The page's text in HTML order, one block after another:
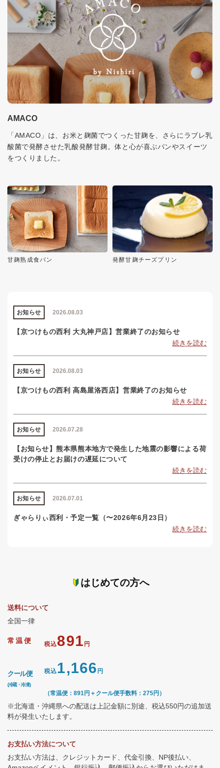
AMACO
「AMACO」は、お米と麹菌でつくった甘麹を、さらにラブレ乳
酸菌で発酵させた乳酸発酵甘麹。体と心が喜ぶパンやスイーツ
をつくりました。
甘麹熟成食パン 発酵甘麹チーズプリン
2026.08.03
お知らせ
【京つけもの西利 大丸神戸店】営業終了のお知らせ
続きを読む
2026.08.03
お知らせ
【京つけもの西利 高島屋洛西店】営業終了のお知らせ
続きを読む
2026.07.28
お知らせ
【お知らせ】熊本県熊本地方で発生した地震の影響による荷
受けの停止とお届けの遅延について
続きを読む
2026.07.01
お知らせ
ぎゃらりぃ西利・予定一覧（〜2026年6月23日）
続きを読む
はじめての方へ
送料について
全国一律
常温便 税込891 円
クール便
(冷蔵・冷凍)
税込1,166 円
（常温便：891円＋クール便手数料：275円）
※北海道・沖縄県への配送は上記金額に別途、税込550円の追加送
料が発生いたします。
お支払い方法について
お支払い方法は、クレジットカード、代金引換、NP後払い、